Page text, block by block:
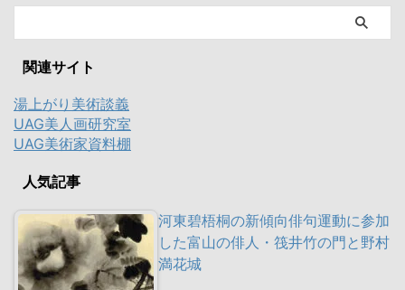
関連サイト
湯上がり美術談義
UAG美人画研究室
UAG美術家資料棚
人気記事
河東碧梧桐の新傾向俳句運動に参加
した富山の俳人・筏井竹の門と野村
満花城